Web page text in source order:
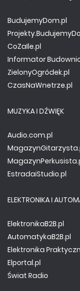
BudujemyDom.pl
CoZaIle.pl
Informator
ZielonyOgródek.pl
CzasNaWnetrze.pl
MUZYKA I DŹWIĘK
Audio.com.pl
EstradaiStudio.pl
ELEKTRONIKA I
ElektronikaB2B.pl
AutomatykaB2B.pl
Elektronika
Elportal.pl
Świat Radio